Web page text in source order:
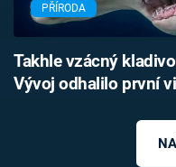
PŘÍRODA
Takhle vzácný
Vývoj odhalilo první